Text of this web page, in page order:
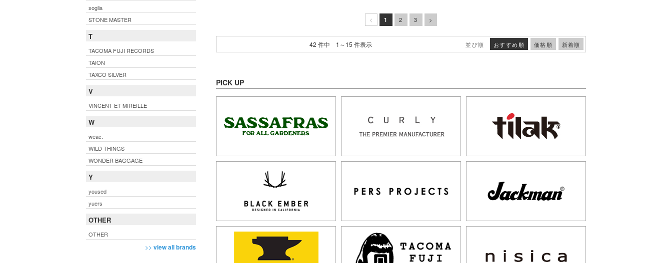
< 1 2 3 >
並び順 おすすめ順 価格順 新着順
42 件中 1～15 件表示
PICK UP
soglia
STONE MASTER
T
TACOMA FUJI RECORDS
TAION
TAXCO SILVER
V
VINCENT ET MIREILLE
W
weac.
WILD THINGS
WONDER BAGGAGE
Y
yoused
yuers
OTHER
OTHER
>> view all brands